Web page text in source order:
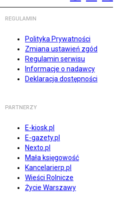
REGULAMIN
Polityka Prywatności
Zmiana ustawień zgód
Regulamin serwisu
Informacje o nadawcy
Deklaracja dostępności
PARTNERZY
E-kiosk.pl
E-gazety.pl
Nexto.pl
Mała księgowość
Kancelarierp.pl
Wieści Rolnicze
Życie Warszawy